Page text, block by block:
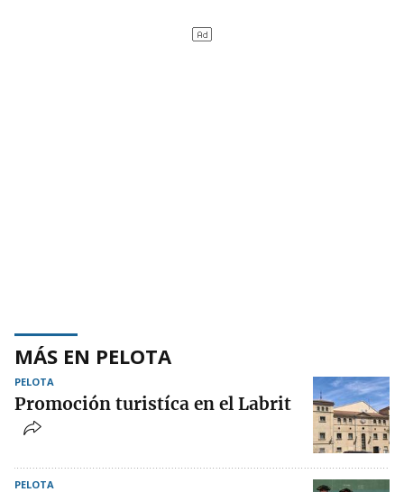
MÁS EN PELOTA
PELOTA
Promoción turistíca en el Labrit
PELOTA